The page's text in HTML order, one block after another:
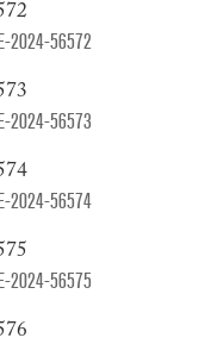
2024-56572
2024-56573
2024-56574
2024-56575